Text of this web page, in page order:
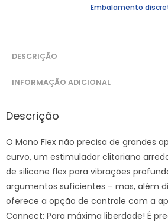
Embalamento
DESCRIÇÃO
INFORMAÇÃO ADICIONAL
Descrição
O Mono Flex não precisa de grandes
curvo, um estimulador clitoriano
de silicone flex para vibrações
argumentos suficientes – mas, além
oferece a opção de controle com a
Connect: Para máxima liberdade! É